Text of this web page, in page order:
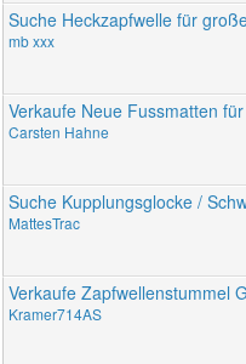
Suche Heckzapfwelle für
mb xxx
Verkaufe Neue Fussmatten
Carsten Hahne
Suche Kupplungsglocke /
MattesTrac
Verkaufe Zapfwellenstummel
Kramer714AS